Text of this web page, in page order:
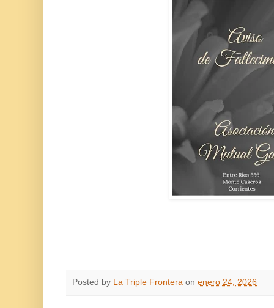
Posted by La Triple Frontera on enero 24, 2026